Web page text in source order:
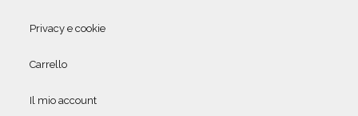
Privacy e cookie
Carrello
Il mio account